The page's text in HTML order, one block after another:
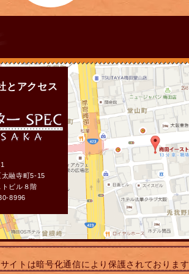
とアクセス
融寺町5-15
ビル８階
8996
イトは暗号化通信により保護されております